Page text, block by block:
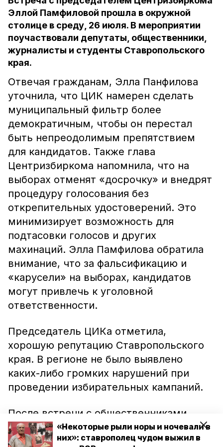
«Некоторые рыли норы и ночевали в
них»: ставрополец чудом выжил в
Эллой Памфиловой прошла в окружной
столице в среду, 26 июля. В мероприятии
поучаствовали депутаты, общественники,
журналисты и студенты Ставропольского
края.
Отвечая гражданам, Элла Панфилова
уточнила, что ЦИК намерен сделать
муниципальный фильтр более
демократичным, чтобы он перестал
быть непреодолимым препятствием
для кандидатов. Также глава
Центризбиркома напомнила, что на
выборах отменят «досрочку» и внедрят
процедуру голосования без
открепительных удостоверений. Это
минимизирует возможность для
подтасовки голосов и других
махинаций. Элла Памфилова обратила
внимание, что за фальсификацию и
«карусели» на выборах, кандидатов
могут привлечь к уголовной
ответственности.
Председатель ЦИКа отметила,
хорошую репутацию Ставропольского
края. В регионе не было выявлено
каких-либо громких нарушений при
проведении избирательных кампаний.
После встречи с общественниками
Центризбирком проведёт семинар-
совещание, посвящённый вопросам